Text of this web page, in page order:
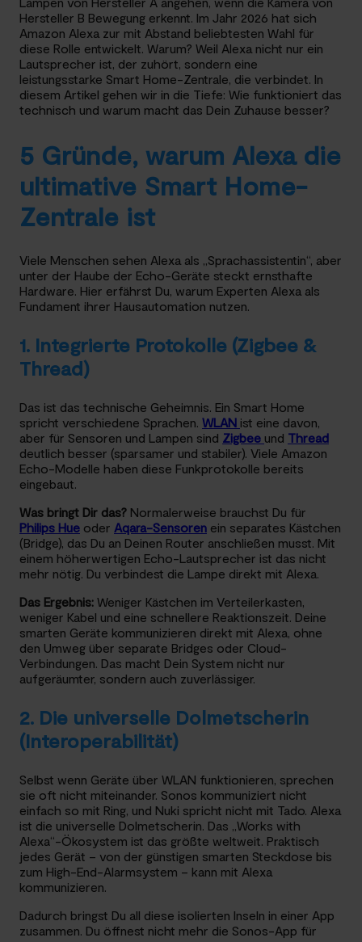
Hersteller B Bewegung erkennt. Im Jahr 2026 hat sich
Amazon Alexa zur mit Abstand beliebtesten Wahl für
diese Rolle entwickelt. Warum? Weil Alexa nicht nur ein
Lautsprecher ist, der zuhört, sondern eine
leistungsstarke Smart Home-Zentrale, die verbindet. In
diesem Artikel gehen wir in die Tiefe: Wie funktioniert das
technisch und warum macht das Dein Zuhause besser?
5 Gründe, warum Alexa die
ultimative Smart Home-
Zentrale ist
Viele Menschen sehen Alexa als „Sprachassistentin“, aber
unter der Haube der Echo-Geräte steckt ernsthafte
Hardware. Hier erfährst Du, warum Experten Alexa als
Fundament ihrer Hausautomation nutzen.
1. Integrierte Protokolle (Zigbee &
Thread)
Das ist das technische Geheimnis. Ein Smart Home
spricht verschiedene Sprachen. WLAN ist eine davon,
aber für Sensoren und Lampen sind Zigbee und Thread
deutlich besser (sparsamer und stabiler). Viele Amazon
Echo-Modelle haben diese Funkprotokolle bereits
eingebaut.
Was bringt Dir das? Normalerweise brauchst Du für
Philips Hue oder Aqara-Sensoren ein separates Kästchen
(Bridge), das Du an Deinen Router anschließen musst. Mit
einem höherwertigen Echo-Lautsprecher ist das nicht
mehr nötig. Du verbindest die Lampe direkt mit Alexa.
Das Ergebnis: Weniger Kästchen im Verteilerkasten,
weniger Kabel und eine schnellere Reaktionszeit. Deine
smarten Geräte kommunizieren direkt mit Alexa, ohne
den Umweg über separate Bridges oder Cloud-
Verbindungen. Das macht Dein System nicht nur
aufgeräumter, sondern auch zuverlässiger.
2. Die universelle Dolmetscherin
(Interoperabilität)
Selbst wenn Geräte über WLAN funktionieren, sprechen
sie oft nicht miteinander. Sonos kommuniziert nicht
einfach so mit Ring, und Nuki spricht nicht mit Tado. Alexa
ist die universelle Dolmetscherin. Das „Works with
Alexa“-Ökosystem ist das größte weltweit. Praktisch
jedes Gerät – von der günstigen smarten Steckdose bis
zum High-End-Alarmsystem – kann mit Alexa
kommunizieren.
Dadurch bringst Du all diese isolierten Inseln in einer App
zusammen. Du öffnest nicht mehr die Sonos-App für